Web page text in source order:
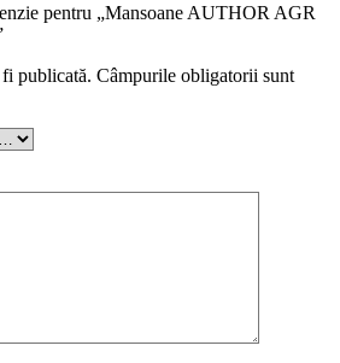
pentru „Mansoane AUTHOR AGR
publicată. Câmpurile obligatorii sunt